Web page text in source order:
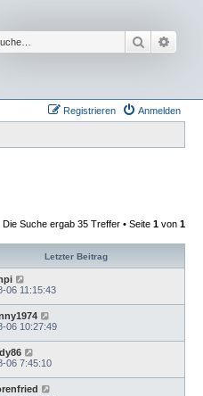
Suche
Anmelden
Registrieren
Die Suche ergab 35 Treffer • Seite 1 von 1
Letzter Beitrag
06 11:15:43
06 10:27:49
06 7:45:10